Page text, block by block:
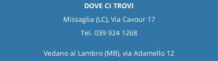
DOVE CI TROVI
Missaglia (LC), Via Cavour 17
Tel. 039 924 1268
Vedano al Lambro (MB), via Adamello 12